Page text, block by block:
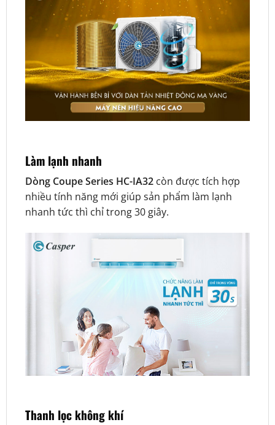
Làm lạnh nhanh
Dòng Coupe Series HC-IA32 còn được tích hợp
nhiều tính năng mới giúp sản phẩm làm lạnh
nhanh tức thì chỉ trong 30 giây.
Thanh lọc không khí